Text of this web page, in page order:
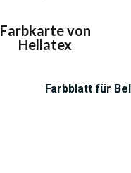
Farbkarte von
Hellatex